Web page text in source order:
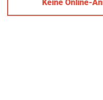
Keine Online-